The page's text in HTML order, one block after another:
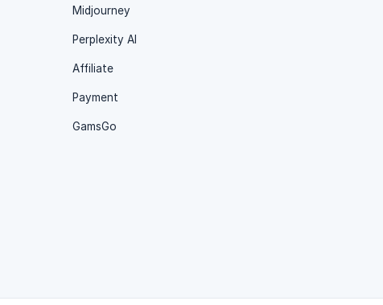
Midjourney
Perplexity AI
Affiliate
Payment
GamsGo